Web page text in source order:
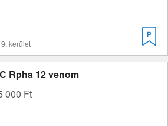
kerület
Rpha 12 venom
000 Ft